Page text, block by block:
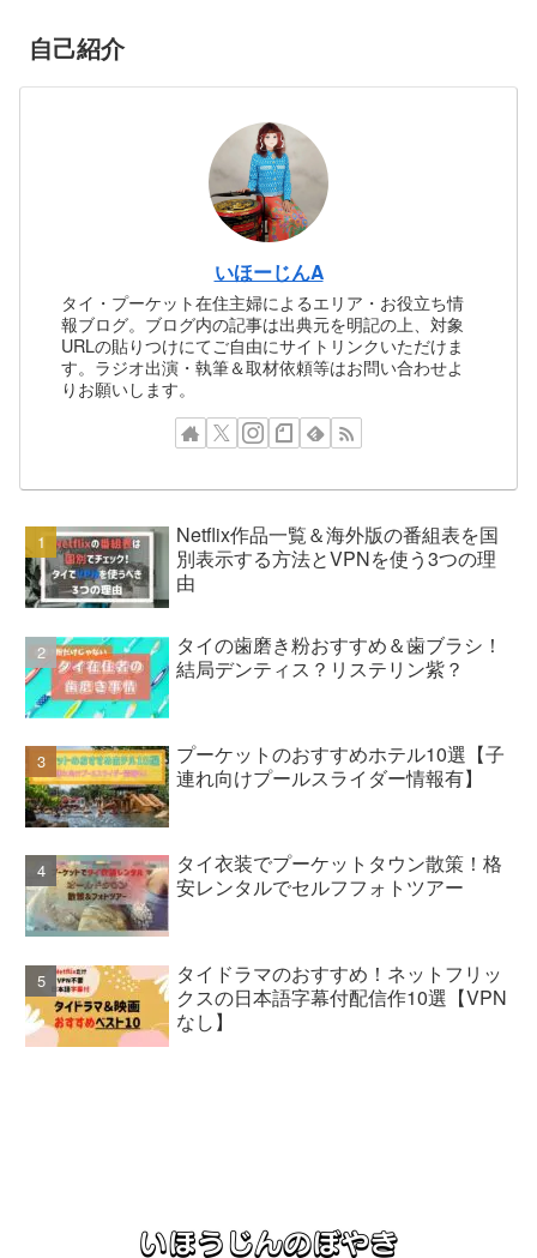
自己紹介
いほーじんA
タイ・プーケット在住主婦によるエリア・お役立ち情
報ブログ。ブログ内の記事は出典元を明記の上、対象
URLの貼りつけにてご自由にサイトリンクいただけま
す。ラジオ出演・執筆＆取材依頼等はお問い合わせよ
りお願いします。
Netflix作品一覧＆海外版の番組表を国
別表示する方法とVPNを使う3つの理
由
タイの歯磨き粉おすすめ＆歯ブラシ！
結局デンティス？リステリン紫？
プーケットのおすすめホテル10選【子
連れ向けプールスライダー情報有】
タイ衣装でプーケットタウン散策！格
安レンタルでセルフフォトツアー
タイドラマのおすすめ！ネットフリッ
クスの日本語字幕付配信作10選【VPN
なし】